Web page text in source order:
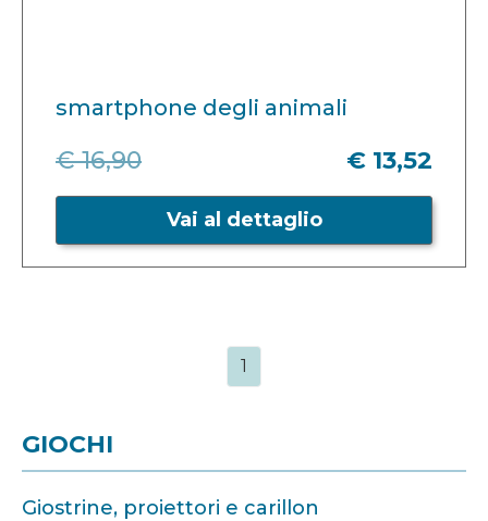
GIOCHI
Giostrine, proiettori e carillon
smartphone degli animali
€ 16,90 € 13,52
Vai al dettaglio
1